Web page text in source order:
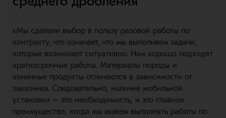
«Мы сделали выбор в пользу разовой работы по
контракту, что означает, что мы выполняем задачи,
которые возникают ситуативно. Нам хорошо подходят
краткосрочные работы. Материалы породы и
конечные продукты отличаются в зависимости от
заказчика. Следовательно, наличие мобильной
установки – это необходимость, и это главное
преимущество, когда мы можем выполнять работы по